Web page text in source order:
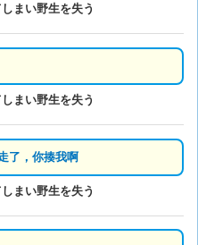
まい野生を失う
まい野生を失う
了，你揍我啊
まい野生を失う